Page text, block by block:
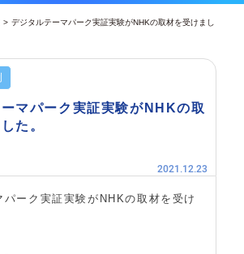
デジタルテーマパーク実証実験がNHKの取材を受けまし
マパーク実証実験がNHKの取
た。
2021.12.23
パーク実証実験がNHKの取材を受け